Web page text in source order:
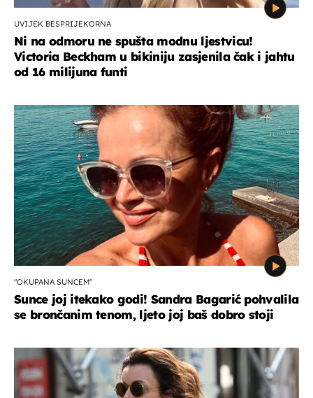
UVIJEK BESPRIJEKORNA
Ni na odmoru ne spušta modnu ljestvicu!
Victoria Beckham u bikiniju zasjenila čak i jahtu
od 16 milijuna funti
"OKUPANA SUNCEM"
Sunce joj itekako godi! Sandra Bagarić pohvalila
se brončanim tenom, ljeto joj baš dobro stoji